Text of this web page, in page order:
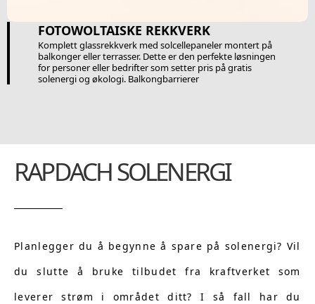
FOTOWOLTAISKE REKKVERK
Komplett glassrekkverk med solcellepaneler montert på
balkonger eller terrasser. Dette er den perfekte løsningen
for personer eller bedrifter som setter pris på gratis
solenergi og økologi. Balkongbarrierer
RAPDACH SOLENERGI
Planlegger du å begynne å spare på solenergi? Vil
du slutte å bruke tilbudet fra kraftverket som
leverer strøm i området ditt? I så fall har du